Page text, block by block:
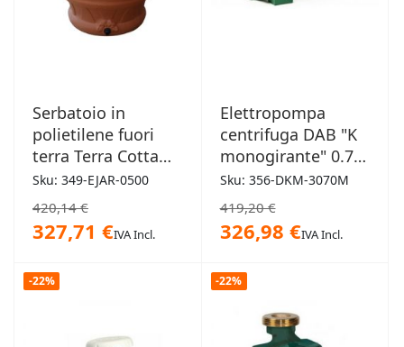
Serbatoio in
polietilene fuori
terra Terra Cotta
500L
Sku: 349-EJAR-0500
420,14 €
327,71 €IVA Incl.
Elettropompa
centrifuga DAB "K
monogirante" 0.75
HP 1,00kW
Sku: 356-DKM-3070M
419,20 €
326,98 €IVA Incl.
-22% -22%